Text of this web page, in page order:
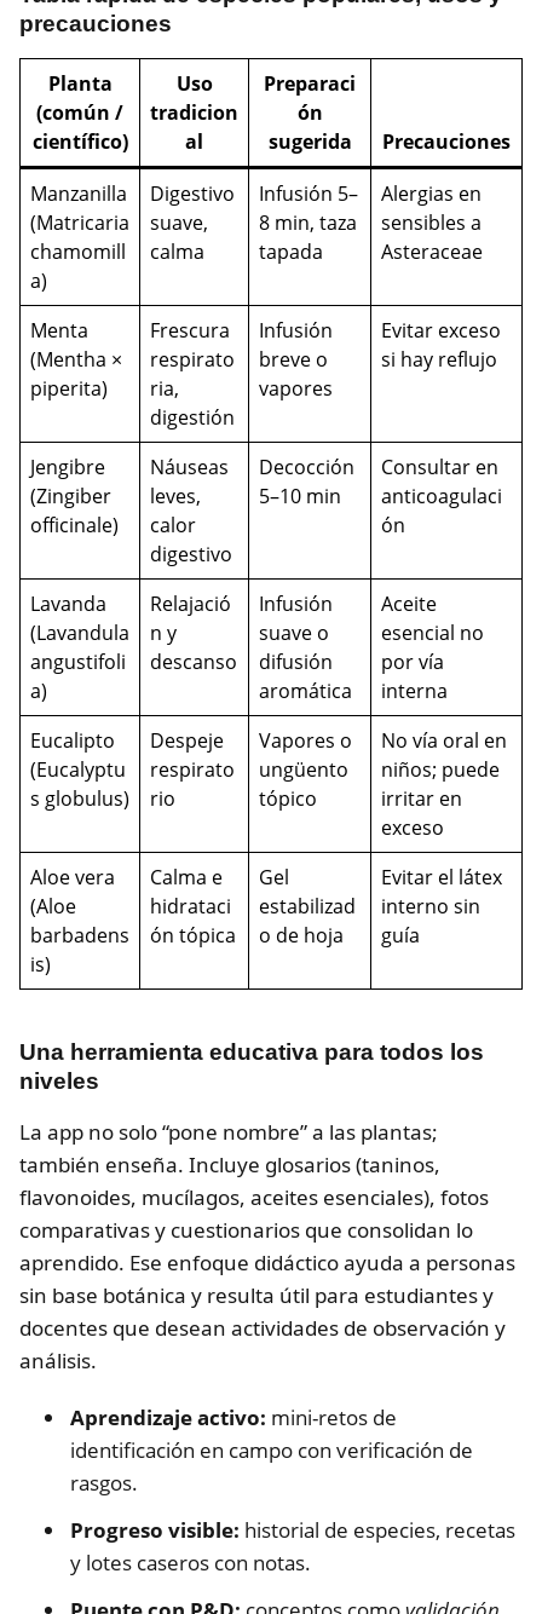
precauciones
Planta
(común /
científico)
Uso
tradicion
al
Preparaci
ón
sugerida
Precauciones
Manzanilla
(Matricaria
chamomill
a)
Digestivo
suave,
calma
Infusión 5–
8 min, taza
tapada
Alergias en
sensibles a
Asteraceae
Menta
(Mentha ×
piperita)
Frescura
respirato
ria,
digestión
Infusión
breve o
vapores
Evitar exceso
si hay reflujo
Jengibre
(Zingiber
officinale)
Náuseas
leves,
calor
digestivo
Decocción
5–10 min
Consultar en
anticoagulaci
ón
Lavanda
(Lavandula
angustifoli
a)
Relajació
n y
descanso
Infusión
suave o
difusión
aromática
Aceite
esencial no
por vía
interna
Eucalipto
(Eucalyptu
s globulus)
Despeje
respirato
rio
Vapores o
ungüento
tópico
No vía oral en
niños; puede
irritar en
exceso
Aloe vera
(Aloe
barbadens
is)
Calma e
hidrataci
ón tópica
Gel
estabilizad
o de hoja
Evitar el látex
interno sin
guía
Una herramienta educativa para todos los
niveles
La app no solo “pone nombre” a las plantas;
también enseña. Incluye glosarios (taninos,
flavonoides, mucílagos, aceites esenciales), fotos
comparativas y cuestionarios que consolidan lo
aprendido. Ese enfoque didáctico ayuda a personas
sin base botánica y resulta útil para estudiantes y
docentes que desean actividades de observación y
análisis.
Aprendizaje activo: mini-retos de
identificación en campo con verificación de
rasgos.
Progreso visible: historial de especies, recetas
y lotes caseros con notas.